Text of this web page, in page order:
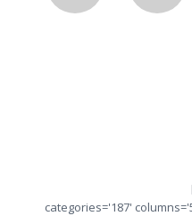
Erleben
categories='187'